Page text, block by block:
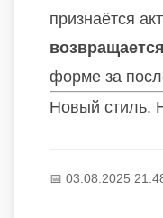
признаётся
форме за
Новый стиль.
📅 03.08.2025